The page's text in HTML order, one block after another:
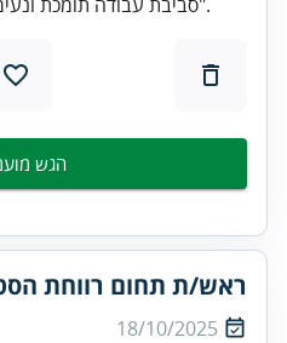
הגש
ראש/ת תחום רווחת
18/10/2025